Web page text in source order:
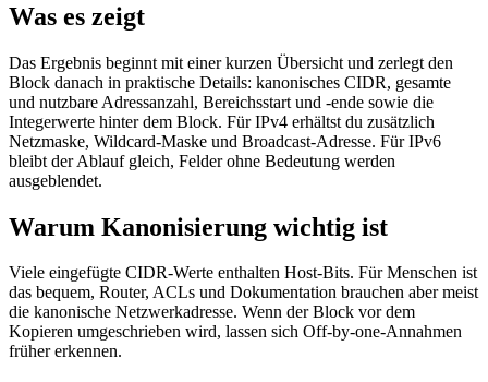
Was es zeigt
Das Ergebnis beginnt mit einer kurzen Übersicht und zerlegt den
Block danach in praktische Details: kanonisches CIDR, gesamte
und nutzbare Adressanzahl, Bereichsstart und -ende sowie die
Integerwerte hinter dem Block. Für IPv4 erhältst du zusätzlich
Netzmaske, Wildcard-Maske und Broadcast-Adresse. Für IPv6
bleibt der Ablauf gleich, Felder ohne Bedeutung werden
ausgeblendet.
Warum Kanonisierung wichtig ist
Viele eingefügte CIDR-Werte enthalten Host-Bits. Für Menschen ist
das bequem, Router, ACLs und Dokumentation brauchen aber meist
die kanonische Netzwerkadresse. Wenn der Block vor dem
Kopieren umgeschrieben wird, lassen sich Off-by-one-Annahmen
früher erkennen.